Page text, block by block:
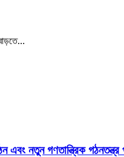
এবং নতুন গণতান্ত্রিক গঠনতন্ত্র